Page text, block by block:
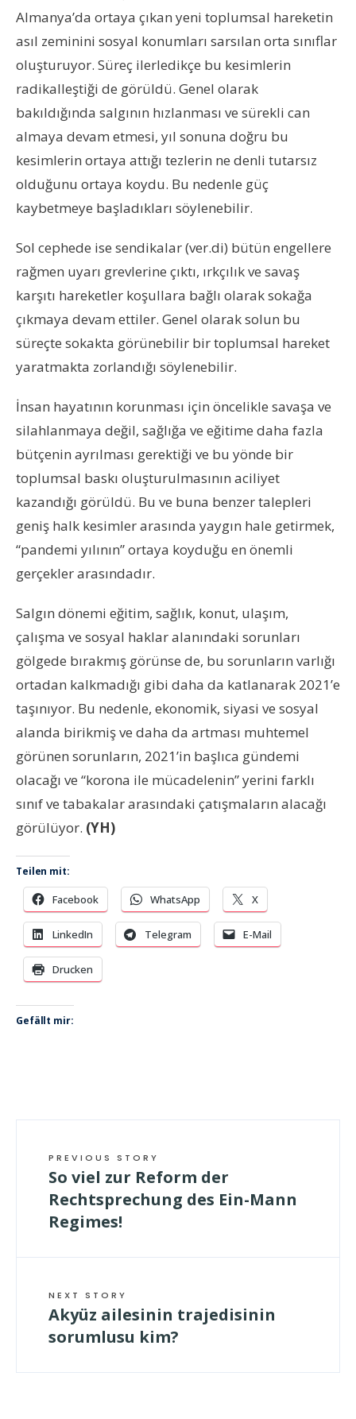
Almanya’da ortaya çıkan yeni toplumsal hareketin
asıl zeminini sosyal konumları sarsılan orta sınıflar
oluşturuyor. Süreç ilerledikçe bu kesimlerin
radikalleştiği de görüldü. Genel olarak
bakıldığında salgının hızlanması ve sürekli can
almaya devam etmesi, yıl sonuna doğru bu
kesimlerin ortaya attığı tezlerin ne denli tutarsız
olduğunu ortaya koydu. Bu nedenle güç
kaybetmeye başladıkları söylenebilir.
Sol cephede ise sendikalar (ver.di) bütün engellere
rağmen uyarı grevlerine çıktı, ırkçılık ve savaş
karşıtı hareketler koşullara bağlı olarak sokağa
çıkmaya devam ettiler. Genel olarak solun bu
süreçte sokakta görünebilir bir toplumsal hareket
yaratmakta zorlandığı söylenebilir.
İnsan hayatının korunması için öncelikle savaşa ve
silahlanmaya değil, sağlığa ve eğitime daha fazla
bütçenin ayrılması gerektiği ve bu yönde bir
toplumsal baskı oluşturulmasının aciliyet
kazandığı görüldü. Bu ve buna benzer talepleri
geniş halk kesimler arasında yaygın hale getirmek,
“pandemi yılının” ortaya koyduğu en önemli
gerçekler arasındadır.
Salgın dönemi eğitim, sağlık, konut, ulaşım,
çalışma ve sosyal haklar alanındaki sorunları
gölgede bırakmış görünse de, bu sorunların varlığı
ortadan kalkmadığı gibi daha da katlanarak 2021’e
taşınıyor. Bu nedenle, ekonomik, siyasi ve sosyal
alanda birikmiş ve daha da artması muhtemel
görünen sorunların, 2021’in başlıca gündemi
olacağı ve “korona ile mücadelenin” yerini farklı
sınıf ve tabakalar arasındaki çatışmaların alacağı
görülüyor. (YH)
Teilen mit:
Facebook WhatsApp X
LinkedIn Telegram E-Mail
Drucken
Gefällt mir:
PREVIOUS STORY
So viel zur Reform der
Rechtsprechung des Ein-Mann
Regimes!
NEXT STORY
Akyüz ailesinin trajedisinin
sorumlusu kim?